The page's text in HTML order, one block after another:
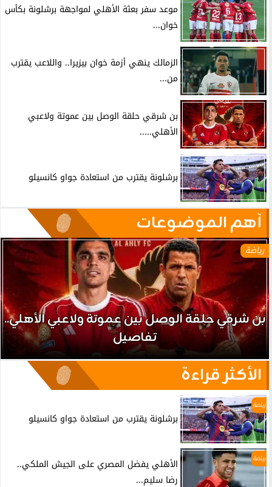
موعد سفر بعثة الأهلي لمواجهة برشلونة بكأس
خوان...
الزمالك ينهي أزمة خوان بيزيرا.. واللاعب يقترب
من...
بن شرقي حلقة الوصل بين عموتة ولاعبي
الأهلي.....
برشلونة يقترب من استعادة جواو كانسيلو
آهم الموضوعات
رياضة
بن شرقي حلقة الوصل بين عموتة ولاعبي الأهلي..
تفاصيل
الأكثر قراءة
رياضة
برشلونة يقترب من استعادة جواو كانسيلو
رياضة
الأهلي يفضل المصري على الجيش الملكي..
رضا سليم...